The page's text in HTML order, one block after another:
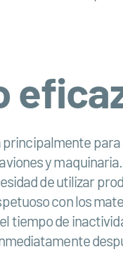
principalmente para
y
de utilizar
con los
tiempo de